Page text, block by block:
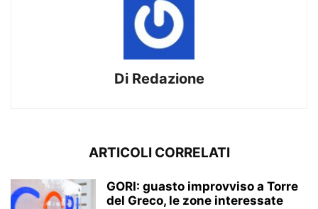
Di Redazione
ARTICOLI CORRELATI
GORI: guasto improvviso a Torre
del Greco, le zone interessate